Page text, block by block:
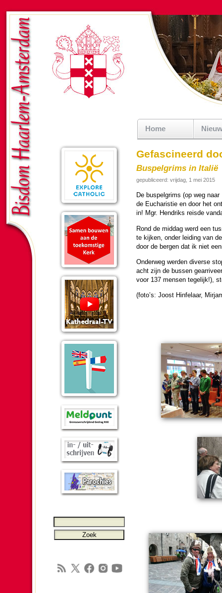
Home
Gefascineerd
Buspelgrims in Italië
gepubliceerd: vrijdag, 1 mei 2015
De buspelgrims (op weg
de Eucha­ris­tie en door het
in! Mgr. Hendriks reisde
Rond de mid­dag werd een
te kijken, onder lei­ding van
door de bergen dat ik niet
Onderweg wer­den diverse
acht zijn de bussen
voor 137 mensen tege­lijk!),
(foto’s: Joost Hinfe­laar,